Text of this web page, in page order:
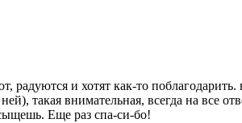
и хотят как-то поблагодарить.
такая внимательная, всегда на все
Еще раз спа-си-бо!